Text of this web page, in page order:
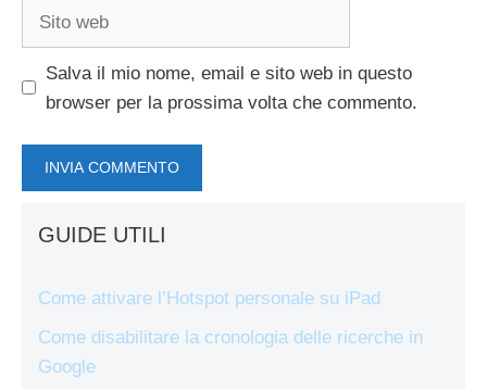
Sito
Salva il mio nome, email e sito web in questo
browser per la prossima volta che commento.
GUIDE UTILI
Come attivare l’Hotspot personale su iPad
Come disabilitare la cronologia delle ricerche in
Google